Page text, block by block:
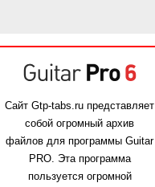
Сайт Gtp-tabs.ru представляет
собой огромный архив
файлов для программы Guitar
PRO. Эта программа
пользуется огромной